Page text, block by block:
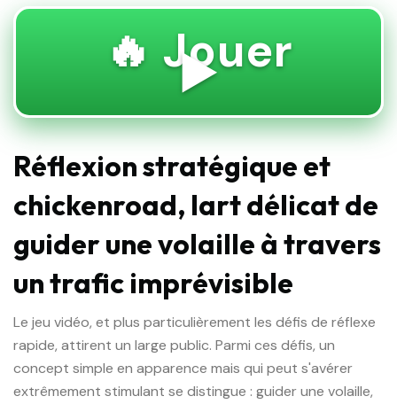
🔥 Jouer
▶️
Réflexion stratégique et
chickenroad, lart délicat de
guider une volaille à travers
un trafic imprévisible
Le jeu vidéo, et plus particulièrement les défis de réflexe
rapide, attirent un large public. Parmi ces défis, un
concept simple en apparence mais qui peut s'avérer
extrêmement stimulant se distingue : guider une volaille,